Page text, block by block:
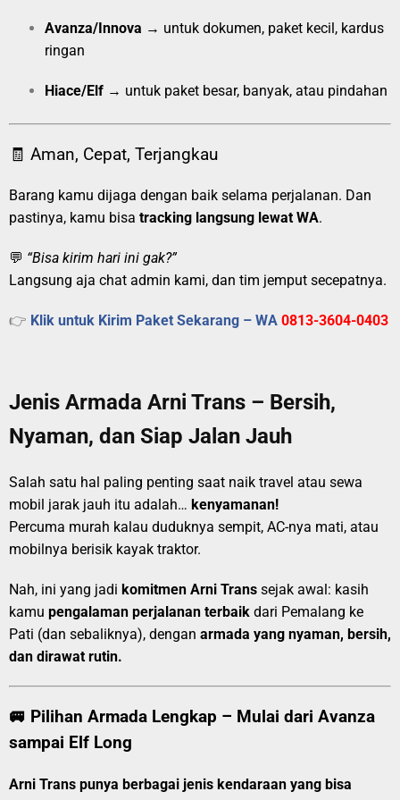
Avanza/Innova → untuk dokumen, paket kecil, kardus
ringan
Hiace/Elf → untuk paket besar, banyak, atau pindahan
🧾 Aman, Cepat, Terjangkau
Barang kamu dijaga dengan baik selama perjalanan. Dan
pastinya, kamu bisa tracking langsung lewat WA.
💬 “Bisa kirim hari ini gak?”
Langsung aja chat admin kami, dan tim jemput secepatnya.
👉 Klik untuk Kirim Paket Sekarang – WA 0813-3604-0403
Jenis Armada Arni Trans – Bersih,
Nyaman, dan Siap Jalan Jauh
Salah satu hal paling penting saat naik travel atau sewa
mobil jarak jauh itu adalah… kenyamanan!
Percuma murah kalau duduknya sempit, AC-nya mati, atau
mobilnya berisik kayak traktor.
Nah, ini yang jadi komitmen Arni Trans sejak awal: kasih
kamu pengalaman perjalanan terbaik dari Pemalang ke
Pati (dan sebaliknya), dengan armada yang nyaman, bersih,
dan dirawat rutin.
🚐 Pilihan Armada Lengkap – Mulai dari Avanza
sampai Elf Long
Arni Trans punya berbagai jenis kendaraan yang bisa